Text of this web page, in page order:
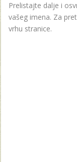
Prelistajte dalje i
vašeg imena. Za
vrhu stranice.